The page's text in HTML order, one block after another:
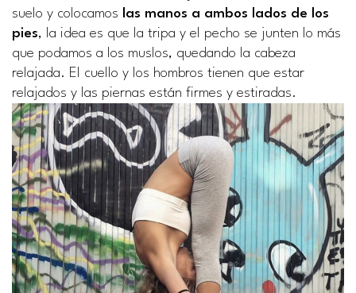
suelo y colocamos
las manos a ambos lados de los
pies, la idea es que la tripa y el pecho se junten lo más
que podamos a los muslos, quedando la cabeza
relajada. El cuello y los hombros tienen que estar
relajados y las piernas están firmes y estiradas.